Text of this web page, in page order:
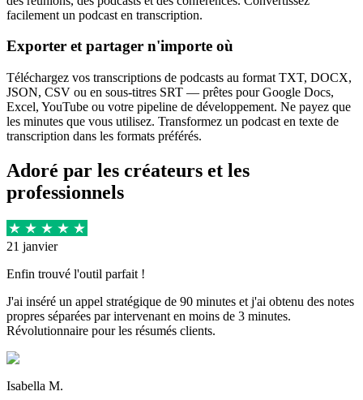
facilement un podcast en transcription.
Exporter et partager n'importe où
Téléchargez vos transcriptions de podcasts au format TXT, DOCX,
JSON, CSV ou en sous-titres SRT — prêtes pour Google Docs,
Excel, YouTube ou votre pipeline de développement. Ne payez que
les minutes que vous utilisez. Transformez un podcast en texte de
transcription dans les formats préférés.
Adoré par les créateurs et les
professionnels
21 janvier
Enfin trouvé l'outil parfait !
J'ai inséré un appel stratégique de 90 minutes et j'ai obtenu des notes
propres séparées par intervenant en moins de 3 minutes.
Révolutionnaire pour les résumés clients.
Isabella M.